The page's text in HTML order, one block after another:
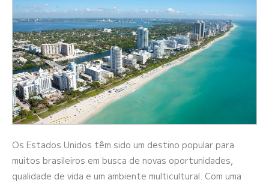
Os Estados Unidos têm sido um destino popular para
muitos brasileiros em busca de novas oportunidades,
qualidade de vida e um ambiente multicultural. Com uma